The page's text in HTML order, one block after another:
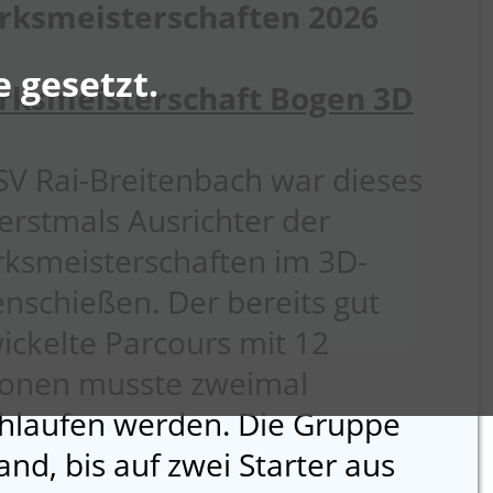
gesetzt.
2026
Bogen 3D
Rai-Breitenbach war dieses
Ausrichter der
im 3D-
Der bereits gut
Parcours mit 12
musste zweimal
werden. Die Gruppe
bis auf zwei Starter aus